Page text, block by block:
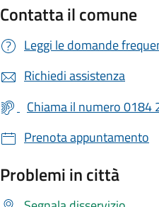
Contatta il comune
Leggi le domande
Richiedi assistenza
Chiama il numero 0184
Prenota appuntamento
Problemi in città